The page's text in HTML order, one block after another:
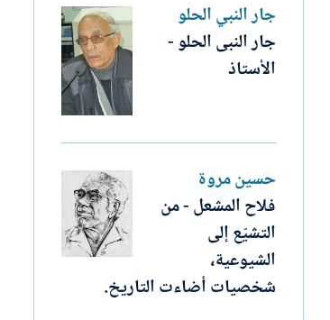
جار النبي الحلو
جار النبى الحلو -
الأستاذ
حسين مروة
فلاح المشعل - من
التشيّع إلى
الشيوعية،
شخصيات أضاءت التاريخ.